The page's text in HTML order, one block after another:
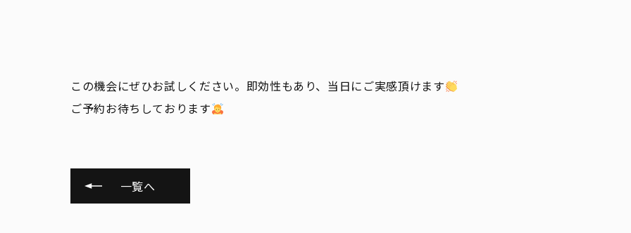
この機会にぜひお試しください。即効性もあり、当日にご実感頂けます
ご予約お待ちしております
一覧へ